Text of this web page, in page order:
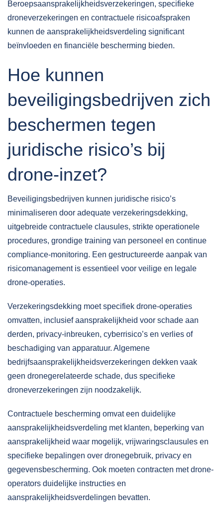
Beroepsaansprakelijkheidsverzekeringen, specifieke
droneverzekeringen en contractuele risicoafspraken
kunnen de aansprakelijkheidsverdeling significant
beïnvloeden en financiële bescherming bieden.
Hoe kunnen
beveiligingsbedrijven zich
beschermen tegen
juridische risico’s bij
drone-inzet?
Beveiligingsbedrijven kunnen juridische risico’s
minimaliseren door adequate verzekeringsdekking,
uitgebreide contractuele clausules, strikte operationele
procedures, grondige training van personeel en continue
compliance-monitoring. Een gestructureerde aanpak van
risicomanagement is essentieel voor veilige en legale
drone-operaties.
Verzekeringsdekking moet specifiek drone-operaties
omvatten, inclusief aansprakelijkheid voor schade aan
derden, privacy-inbreuken, cyberrisico’s en verlies of
beschadiging van apparatuur. Algemene
bedrijfsaansprakelijkheidsverzekeringen dekken vaak
geen dronegerelateerde schade, dus specifieke
droneverzekeringen zijn noodzakelijk.
Contractuele bescherming omvat een duidelijke
aansprakelijkheidsverdeling met klanten, beperking van
aansprakelijkheid waar mogelijk, vrijwaringsclausules en
specifieke bepalingen over dronegebruik, privacy en
gegevensbescherming. Ook moeten contracten met drone-
operators duidelijke instructies en
aansprakelijkheidsverdelingen bevatten.